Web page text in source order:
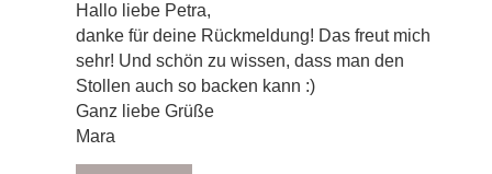
Hallo liebe Petra,
danke für deine Rückmeldung! Das freut mich
sehr! Und schön zu wissen, dass man den
Stollen auch so backen kann :)
Ganz liebe Grüße
Mara